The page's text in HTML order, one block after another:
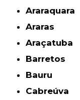
Araraquara
Araras
Araçatuba
Barretos
Bauru
Cabreúva